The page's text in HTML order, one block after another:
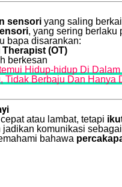
sensori yang saling
, yang sering berlaku
bapa disarankan:
(OT)
berkesan
Hidup-hidup Di
Tidak Berbaju Dan
atau lambat, tetapi
komunikasi
bahawa